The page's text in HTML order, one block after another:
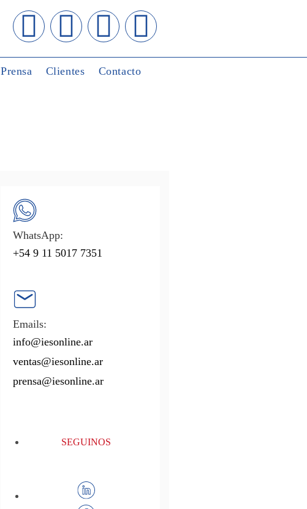
Prensa Clientes Contacto
WhatsApp:
+54 9 11 5017 7351
Emails:
info@iesonline.ar
ventas@iesonline.ar
prensa@iesonline.ar
SEGUINOS